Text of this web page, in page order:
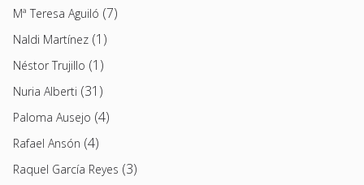
Mª Teresa Aguiló (7)
Naldi Martínez (1)
Néstor Trujillo (1)
Nuria Alberti (31)
Paloma Ausejo (4)
Rafael Ansón (4)
Raquel García Reyes (3)